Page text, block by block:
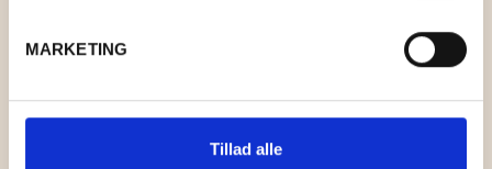
MARKETING
Tillad alle